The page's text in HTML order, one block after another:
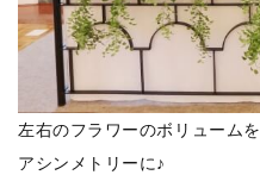
左右のフラワーのボリュームを
アシンメトリーに♪